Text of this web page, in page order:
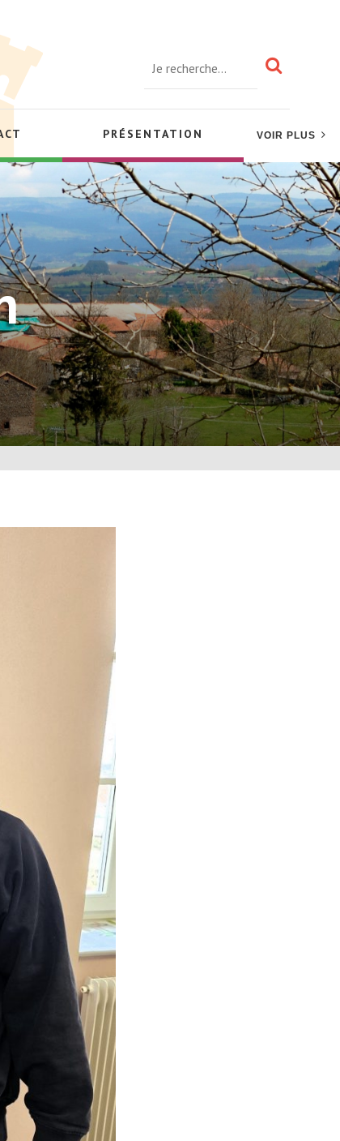
PRÉSENTATION VOIR PLUS